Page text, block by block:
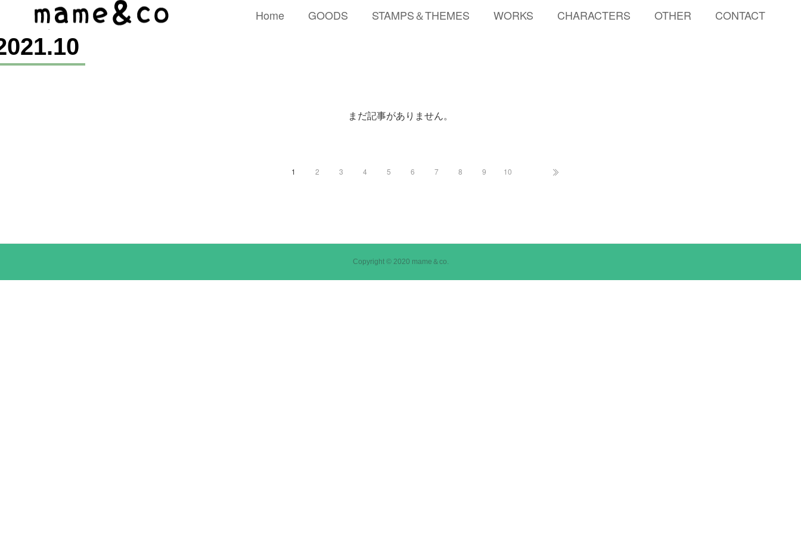
Home GOODS STAMPS＆THEMES WORKS CHARACTERS OTHER CONTACT
.10
まだ記事がありません。
1 2 3 4 5 6 7 8 9 10
Copyright © 2020 mame＆co.